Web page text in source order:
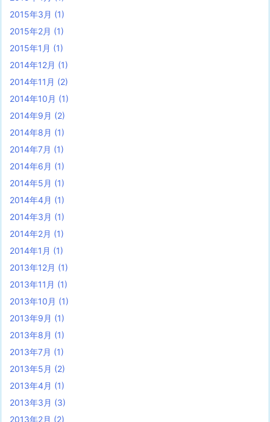
2015年3月 (1)
2015年2月 (1)
2015年1月 (1)
2014年12月 (1)
2014年11月 (2)
2014年10月 (1)
2014年9月 (2)
2014年8月 (1)
2014年7月 (1)
2014年6月 (1)
2014年5月 (1)
2014年4月 (1)
2014年3月 (1)
2014年2月 (1)
2014年1月 (1)
2013年12月 (1)
2013年11月 (1)
2013年10月 (1)
2013年9月 (1)
2013年8月 (1)
2013年7月 (1)
2013年5月 (2)
2013年4月 (1)
2013年3月 (3)
2013年2月 (2)